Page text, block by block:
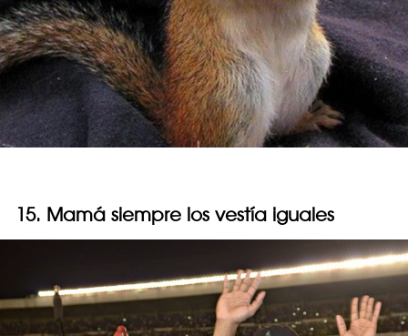
15. Mamá siempre los vestía iguales